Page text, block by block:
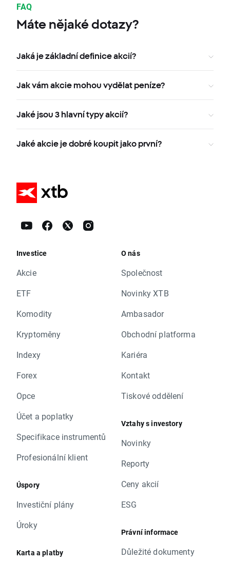
FAQ
Máte nějaké dotazy?
Jaká je základní definice akcií?
Jak vám akcie mohou vydělat peníze?
Jaké jsou 3 hlavní typy akcií?
Jaké akcie je dobré koupit jako první?
Investice
Akcie
ETF
Komodity
Kryptoměny
Indexy
Forex
Opce
Účet a poplatky
Specifikace instrumentů
Profesionální klient
Úspory
Investiční plány
Úroky
Karta a platby
O nás
Společnost
Novinky XTB
Ambasador
Obchodní platforma
Kariéra
Kontakt
Tiskové oddělení
Vztahy s investory
Novinky
Reporty
Ceny akcií
ESG
Právní informace
Důležité dokumenty